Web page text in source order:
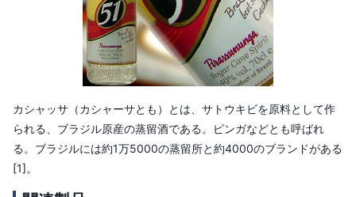
カシャッサ（カシャーサとも）とは、サトウキビを原料として作
られる、ブラジル原産の蒸留酒である。ピンガなどとも呼ばれ
る。ブラジルには約1万5000の蒸留所と約4000のブランドがある
[1]。